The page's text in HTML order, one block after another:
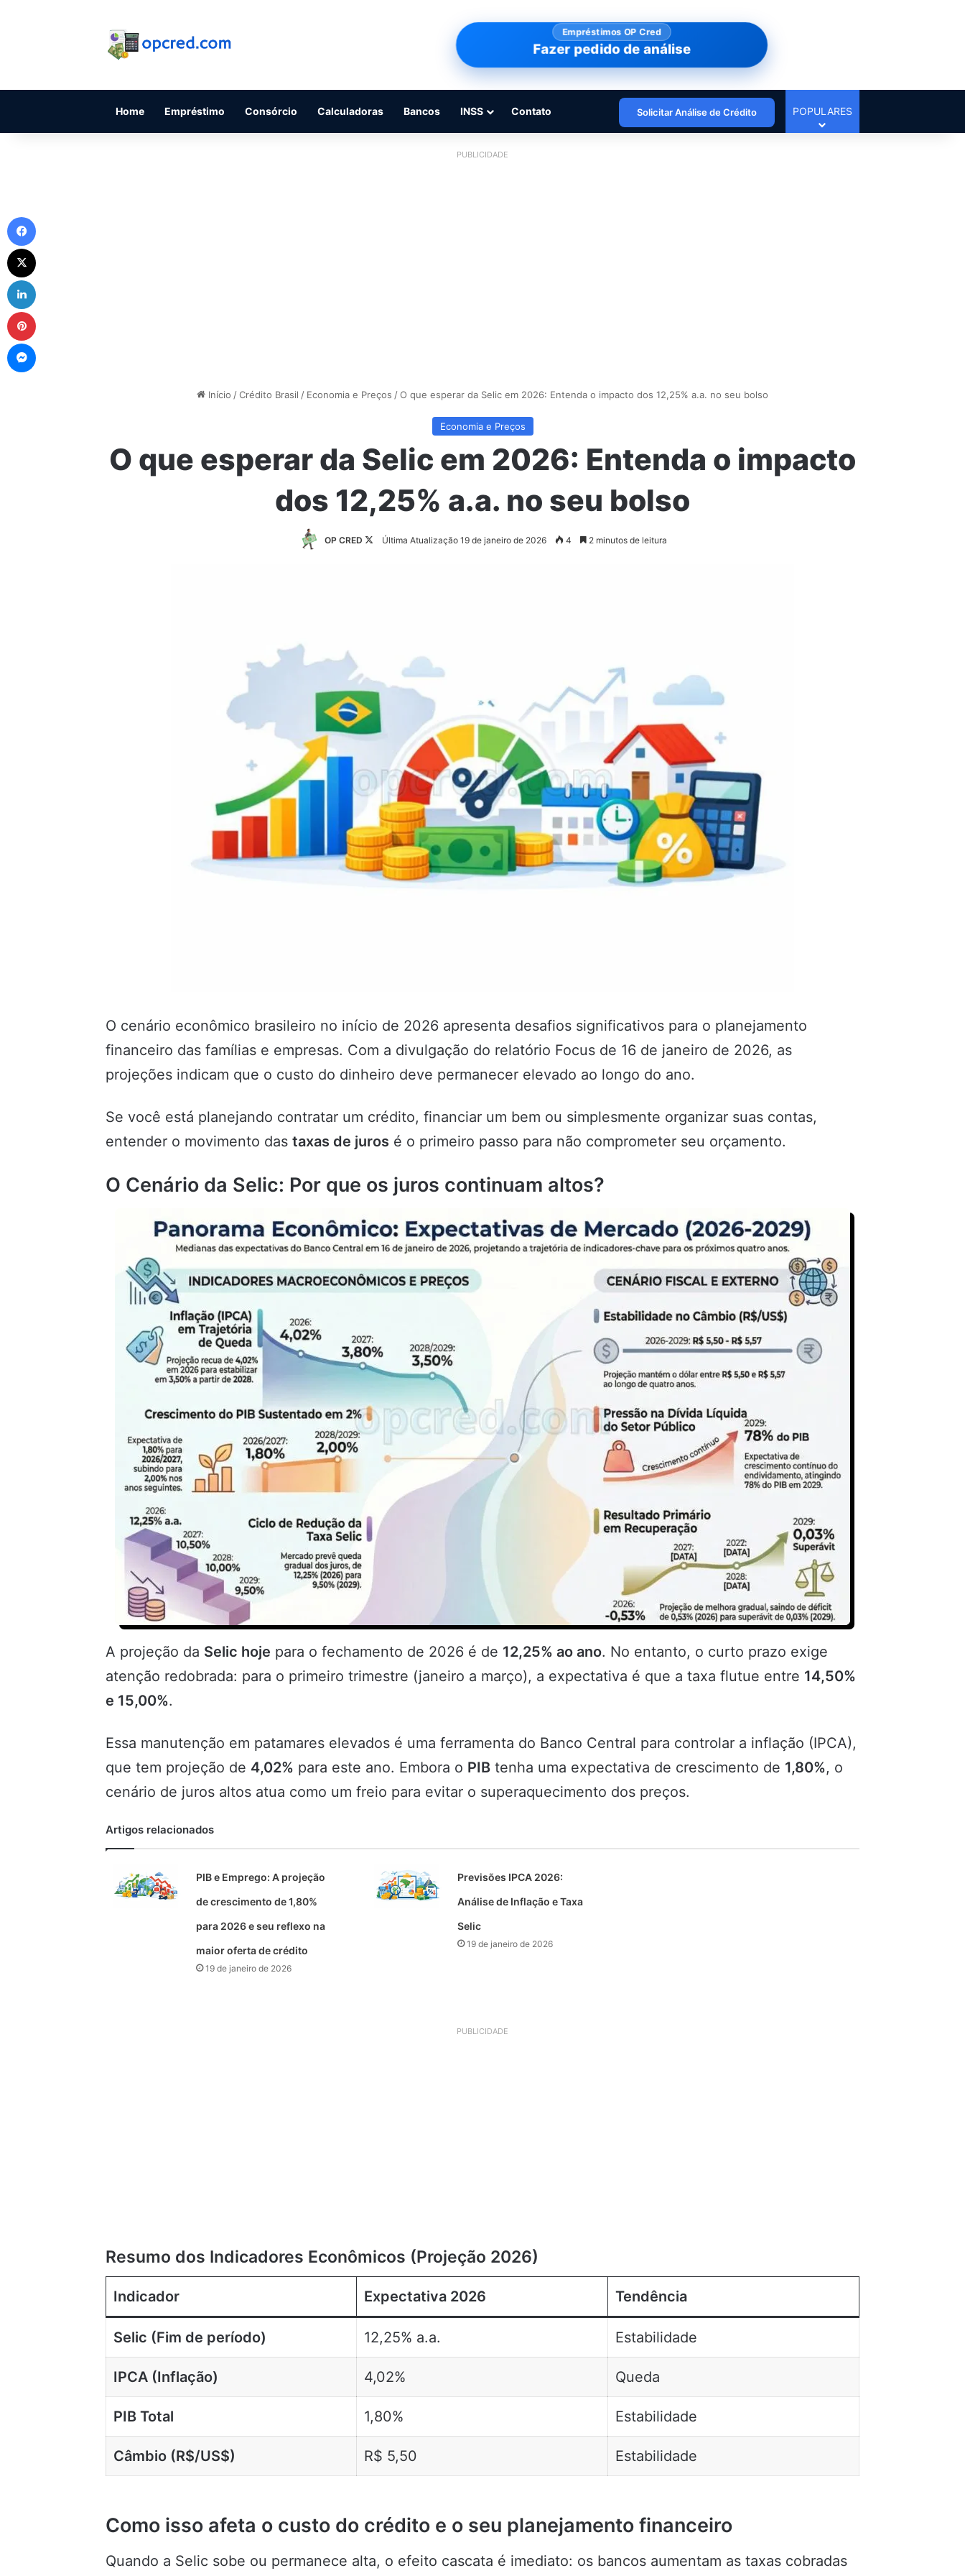
Empréstimos OP Cred
Fazer pedido de análise
Home Empréstimo Consórcio Calculadoras Bancos INSS Contato Solicitar Análise de Crédito POPULARES
PUBLICIDADE
Início /Crédito Brasil / Economia e Preços /O que esperar da Selic em 2026: Entenda o impacto dos 12,25% a.a. no seu bolso
Economia e Preços
O que esperar da Selic em 2026: Entenda o impacto
dos 12,25% a.a. no seu bolso
OP CRED
Follow
Última Atualização 19 de janeiro de 2026 4 2 minutos de leitura
O cenário econômico brasileiro no início de 2026 apresenta desafios significativos para o planejamento
financeiro das famílias e empresas. Com a divulgação do relatório Focus de 16 de janeiro de 2026, as
projeções indicam que o custo do dinheiro deve permanecer elevado ao longo do ano.
Se você está planejando contratar um crédito, financiar um bem ou simplesmente organizar suas contas,
entender o movimento das taxas de juros é o primeiro passo para não comprometer seu orçamento.
O Cenário da Selic: Por que os juros continuam altos?
A projeção da Selic hoje para o fechamento de 2026 é de 12,25% ao ano. No entanto, o curto prazo exige
atenção redobrada: para o primeiro trimestre (janeiro a março), a expectativa é que a taxa flutue entre 14,50%
e 15,00%.
Essa manutenção em patamares elevados é uma ferramenta do Banco Central para controlar a inflação (IPCA),
que tem projeção de 4,02% para este ano. Embora o PIB tenha uma expectativa de crescimento de 1,80%, o
cenário de juros altos atua como um freio para evitar o superaquecimento dos preços.
Artigos relacionados
PIB e Emprego: A projeção
de crescimento de 1,80%
para 2026 e seu reflexo na
maior oferta de crédito
19 de janeiro de 2026
Previsões IPCA 2026:
Análise de Inflação e Taxa
Selic
19 de janeiro de 2026
PUBLICIDADE
Resumo dos Indicadores Econômicos (Projeção 2026)
Indicador Expectativa 2026 Tendência
Selic (Fim de período) 12,25% a.a. Estabilidade
IPCA (Inflação) 4,02% Queda
PIB Total 1,80% Estabilidade
Câmbio (R$/US$) R$ 5,50 Estabilidade
Como isso afeta o custo do crédito e o seu planejamento financeiro
Quando a Selic sobe ou permanece alta, o efeito cascata é imediato: os bancos aumentam as taxas cobradas